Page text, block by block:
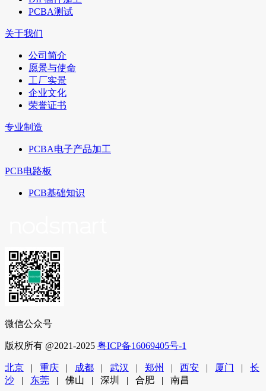
PCBA测试
关于我们
公司简介
愿景与使命
工厂实景
企业文化
荣誉证书
专业制造
PCBA电子产品加工
PCB电路板
PCB基础知识
微信公众号
版权所有 @2021-2025 粤ICP备16069405号-1
北京 | 重庆 | 成都 | 武汉 | 郑州 | 西安 | 厦门 | 长
沙 | 东莞 | 佛山 | 深圳 | 合肥 | 南昌